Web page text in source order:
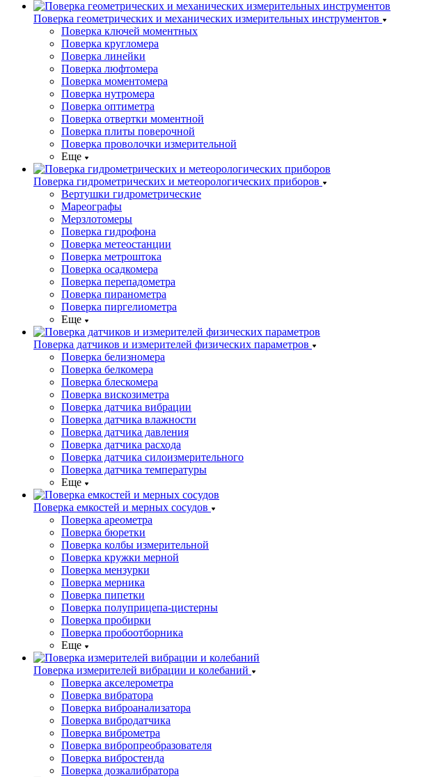
Поверка геометрических и механических измерительных инструментов
Поверка ключей моментных
Поверка кругломера
Поверка линейки
Поверка люфтомера
Поверка моментомера
Поверка нутромера
Поверка оптиметра
Поверка отвертки моментной
Поверка плиты поверочной
Поверка проволочки измерительной
Еще
Поверка гидрометрических и метеорологических приборов
Вертушки гидрометрические
Мареографы
Мерзлотомеры
Поверка гидрофона
Поверка метеостанции
Поверка метроштока
Поверка осадкомера
Поверка перепадометра
Поверка пиранометра
Поверка пиргелиометра
Еще
Поверка датчиков и измерителей физических параметров
Поверка белизномера
Поверка белкомера
Поверка блескомера
Поверка вискозиметра
Поверка датчика вибрации
Поверка датчика влажности
Поверка датчика давления
Поверка датчика расхода
Поверка датчика силоизмерительного
Поверка датчика температуры
Еще
Поверка емкостей и мерных сосудов
Поверка ареометра
Поверка бюретки
Поверка колбы измерительной
Поверка кружки мерной
Поверка мензурки
Поверка мерника
Поверка пипетки
Поверка полуприцепа-цистерны
Поверка пробирки
Поверка пробоотборника
Еще
Поверка измерителей вибрации и колебаний
Поверка акселерометра
Поверка вибратора
Поверка виброанализатора
Поверка вибродатчика
Поверка виброметра
Поверка вибропреобразователя
Поверка вибростенда
Поверка дозкалибратора